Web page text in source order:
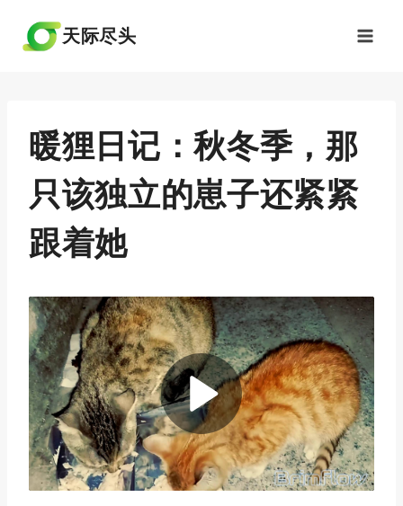
天际尽头
暖狸日记：秋冬季，那
只该独立的崽子还紧紧
跟着她